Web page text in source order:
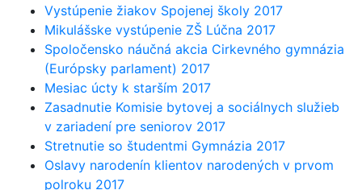
Vystúpenie žiakov Spojenej školy 2017
Mikulášske vystúpenie ZŠ Lúčna 2017
Spoločensko náučná akcia Cirkevného gymnázia
(Európsky parlament) 2017
Mesiac úcty k starším 2017
Zasadnutie Komisie bytovej a sociálnych služieb
v zariadení pre seniorov 2017
Stretnutie so študentmi Gymnázia 2017
Oslavy narodenín klientov narodených v prvom
polroku 2017